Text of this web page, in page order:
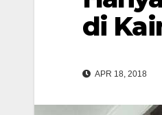
di
APR 18, 2018